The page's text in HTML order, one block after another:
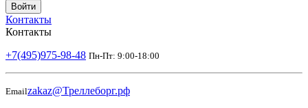
Войти
Контакты
Контакты
+7(495)975-98-48 Пн-Пт: 9:00-18:00
Emailzakaz@Треллеборг.рф